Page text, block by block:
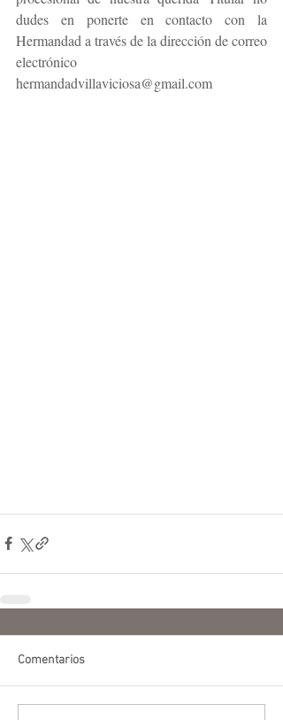
dudes en ponerte en contacto con la
Hermandad a través de la dirección de correo
electrónico
hermandadvillaviciosa@gmail.com
Comentarios